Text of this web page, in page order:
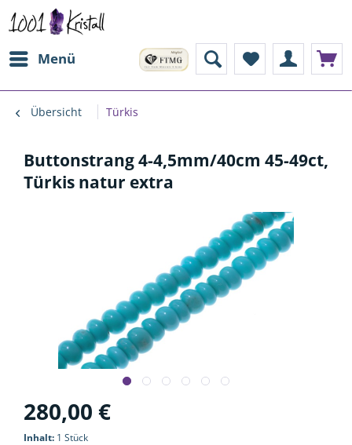
Menü
Übersicht Türkis
Buttonstrang 4-4,5mm/40cm 45-49ct,
Türkis natur extra
280,00 €
Inhalt: 1 Stück